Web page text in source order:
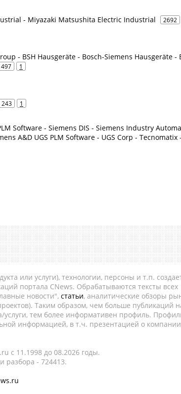
- Miyazaki Matsushita Electric Industrial 2692
- BSH Hausgeräte - Bosch-Siemens Hausgeräte -
497 1
243 1
Software - Siemens DIS - Siemens Industry
A&D UGS PLM Software - UGS Corp - Tecnomatix
или услуги), технологии, персоны и т.п.
портала CNews. Обрабатываются тексты всех
новости", статьи, аналитические обзоры
Таким образом, чем больше публикаций
тем более информативен профиль.
информацией, в т.ч. презентацией о
c 11.1998 до 08.2026 годы.
разбора - 724413.